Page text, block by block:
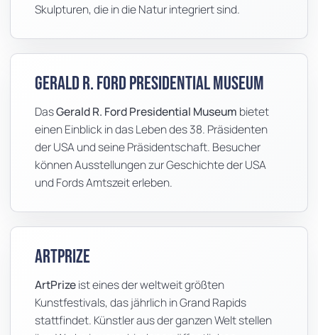
Skulpturen, die in die Natur integriert sind.
Gerald R. Ford Presidential Museum
DasGerald R. Ford Presidential Museum bietet
einen Einblick in das Leben des 38. Präsidenten
der USA und seine Präsidentschaft. Besucher
können Ausstellungen zur Geschichte der USA
und Fords Amtszeit erleben.
ArtPrize
ArtPrizeist eines der weltweit größten
Kunstfestivals, das jährlich in Grand Rapids
stattfindet. Künstler aus der ganzen Welt stellen